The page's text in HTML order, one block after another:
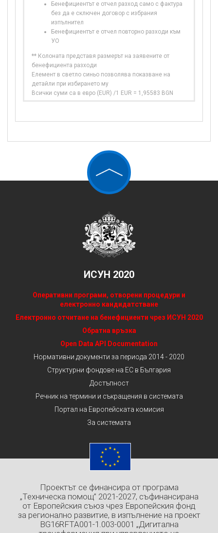
Бенефициентът е отчел разход само с фактура
без да е сключен договор с избрания
изпълнител
Бенефициентът е отчел повторно разходи към
УО
** Колоната представя размерът на заявените от
бенефициента разходи
Елемент в светло синьо позволява показване на
детайли при избирането му
Всички суми са в евро (EUR) /1 EUR = 1,95583 BGN
ИСУН 2020
Оперативни програми, отворени процедури и
електронно кандидатстване
Електронно отчитане на бенефициенти чрез ИСУН 2020
Обратна връзка
Open Data API Documentation
Нормативни документи за периода 2014 - 2020
Структурни фондове на ЕС в България
Достъпност
Речник на термини и съкращения в системата
Портал на Европейската комисия
За системата
Проектът се финансира от програма
„Техническа помощ” 2021-2027, съфинансирана
от Европейския съюз чрез Европейския фонд
за регионално развитие, в изпълнение на проект
BG16RFTA001-1.003-0001 „Дигитална